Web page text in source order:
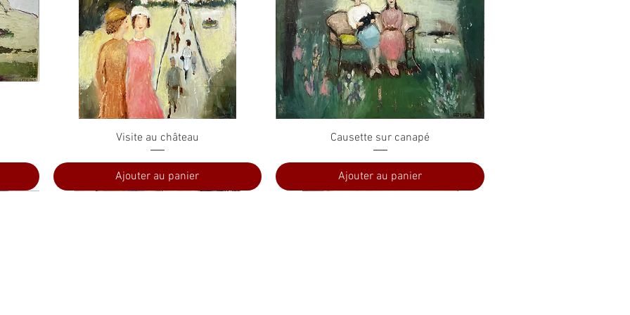
Aperçu rapide
Visite au château
Ajouter au panier
Aperçu rapide
Causette sur canapé
Ajouter au panier